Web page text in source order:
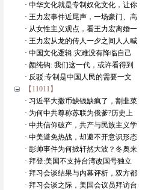
· 中华文化就是专制奴化文化，让你
· 王力宏事件近尾声，一场豪门、高
· 从女性主义观点，看王力宏离婚一
· 王力宏从龙的传人一夕之间人人喊
· 中国文化逻辑:灾难没有降临自己
· 颜纯钩: 我们这一代，或许看得到
· 反驳:专制是中国人民的需要一文
【11011】
· 习近平大撒币缺钱缺疯了，割韭菜
· 为何中共尊称苏联为俄爹?历史上
· 中共信仰破产，共产与民族主义学
· 中美避免热战，却避不开意识形态
· 彭帅事件为何掀轩然大波？冬奥来
· 拜登:美国不支持台湾改国号独立
· 拜习会谈结果与内幕评析，双方都
· 拜习会谈之际，美国会议员拜访台